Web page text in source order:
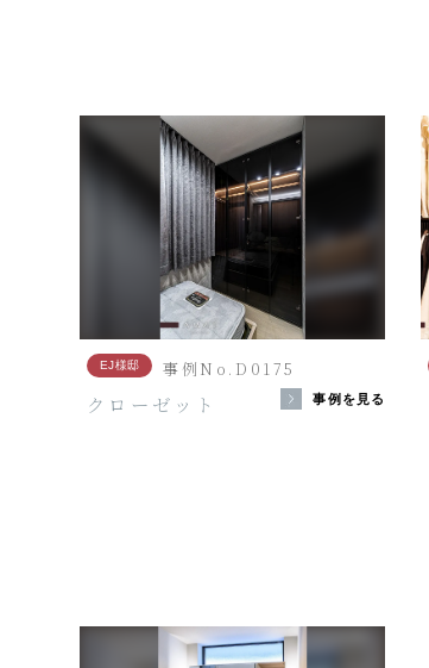
EJ様邸 事例No.D0175
クローゼット 事例を見る